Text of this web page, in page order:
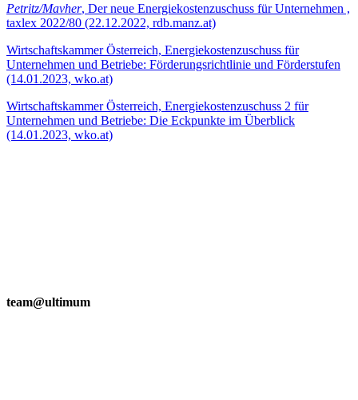
Petritz/Mavher, Der neue Energiekostenzuschuss für Unternehmen ,
taxlex 2022/80 (22.12.2022, rdb.manz.at)
Wirtschaftskammer Österreich, Energiekostenzuschuss für
Unternehmen und Betriebe: Förderungsrichtlinie und Förderstufen
(14.01.2023, wko.at)
Wirtschaftskammer Österreich, Energiekostenzuschuss 2 für
Unternehmen und Betriebe: Die Eckpunkte im Überblick
(14.01.2023, wko.at)
team@ultimum